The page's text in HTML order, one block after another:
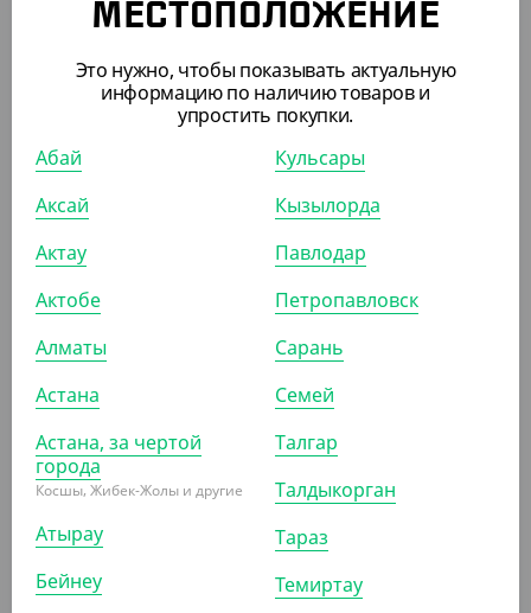
(53.90
Контейнер СпК-137 с крышкой, для холодного, 250 мл,
14*14 см
КОР (400)
(28.50₸
МЕСТОПОЛОЖЕНИЕ
Это нужно, чтобы показывать актуальную
информацию по наличию товаров и
упростить покупки.
Абай
Аксай
Актау
Актобе
Алматы
Астана
Астана, за чертой
города
Косшы, Жибек-Жолы и другие
Атырау
Бейнеу
Кульсары
Кызылорда
Павлодар
Петропавловск
Сарань
Семей
Талгар
Талдыкорган
Тараз
Темиртау